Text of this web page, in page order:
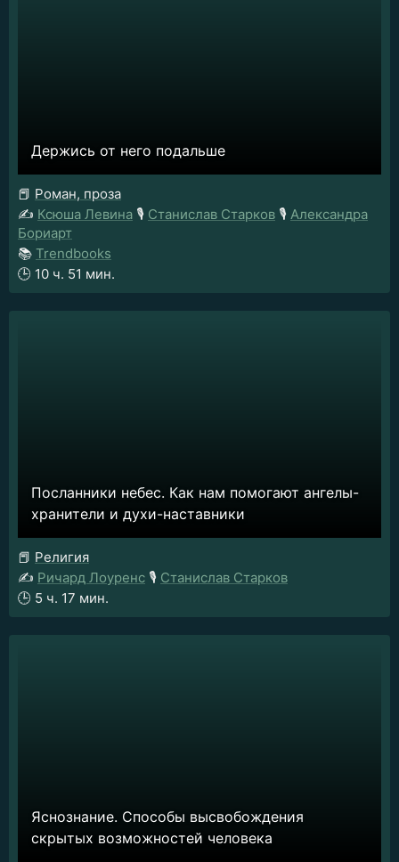
Держись от него подальше
📕 Роман, проза
✍️ Ксюша Левина 🎙️ Станислав Старков 🎙️ Александра
Бориарт
📚 Trendbooks
🕒 10 ч. 51 мин.
Посланники небес. Как нам помогают ангелы-
хранители и духи-наставники
📕 Религия
✍️ Ричард Лоуренс 🎙️ Станислав Старков
🕒 5 ч. 17 мин.
Яснознание. Способы высвобождения
скрытых возможностей человека